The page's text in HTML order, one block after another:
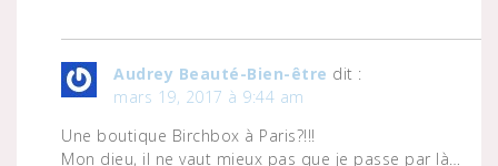
Audrey Beauté-Bien-être dit :
mars 19, 2017 à 9:44 am
Une boutique Birchbox à Paris?!!!
Mon dieu, il ne vaut mieux pas que je passe par là…